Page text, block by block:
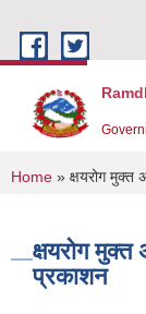
You are
Home » क्षयरोग मुक्त
क्षयरोग
प्रकाशन